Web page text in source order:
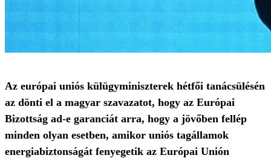
Az európai uniós külügyminiszterek hétfői tanácsülésén
az dönti el a magyar szavazatot, hogy az Európai
Bizottság ad-e garanciát arra, hogy a jövőben fellép
minden olyan esetben, amikor uniós tagállamok
energiabiztonságát fenyegetik az Európai Unión